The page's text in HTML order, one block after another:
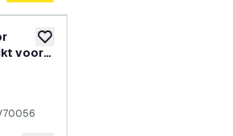
toevoegen aan verlanglijst
voor